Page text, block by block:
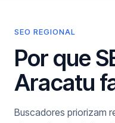
SEO REGIONAL
Por que
Aracatu
Buscadores priorizam